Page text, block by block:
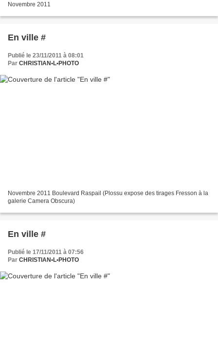
Novembre 2011
En ville #
Publié le 23/11/2011 à 08:01
Par CHRISTIAN•L•PHOTO
Novembre 2011 Boulevard Raspail (Plossu expose des tirages Fresson à la
galerie Camera Obscura)
En ville #
Publié le 17/11/2011 à 07:56
Par CHRISTIAN•L•PHOTO